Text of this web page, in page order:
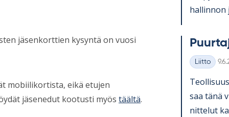
jäsenkorttien kysyntä on vuosi
mobiilikortista, eikä etujen
jäsenedut kootusti myös täältä.
hal­lin­non
Kategoriat
Liitto
saa tänä
nit­te­lut